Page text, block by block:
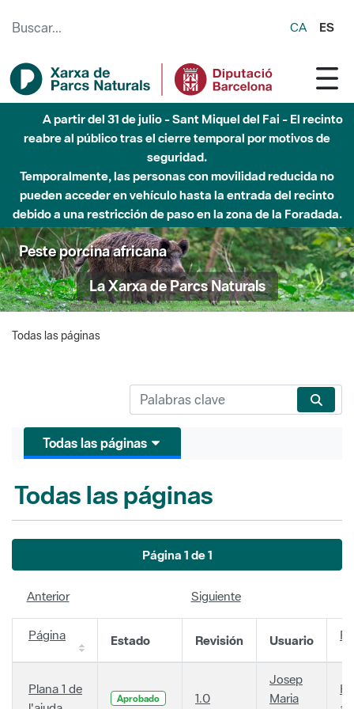
CA ES
A partir del 31 de julio - Sant Miquel del Fai - El recinto
reabre al público tras el cierre temporal por motivos de
seguridad.
Temporalmente, las personas con movilidad reducida no
pueden acceder en vehículo hasta la entrada del recinto
debido a una restricción de paso en la zona de la Foradada.
Peste porcina africana
La Xarxa de Parcs Naturals
Todas las páginas
Todas las páginas
Todas las páginas
Página 1 de 1
Anterior Siguiente
Página Estado Revisión Usuario
Plana 1 de
Aprobado 1.0
Josep
Maria